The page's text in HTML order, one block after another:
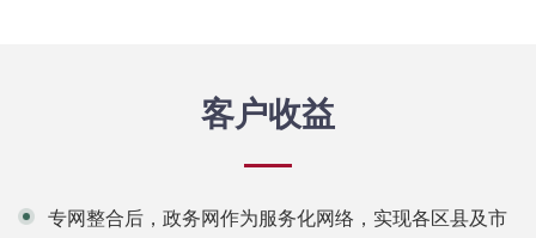
客户收益
专网整合后，政务网作为服务化网络，实现各区县及市